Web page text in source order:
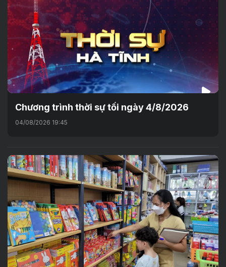
Chương trình thời sự tối ngày 4/8/2026
04/08/2026 19:45